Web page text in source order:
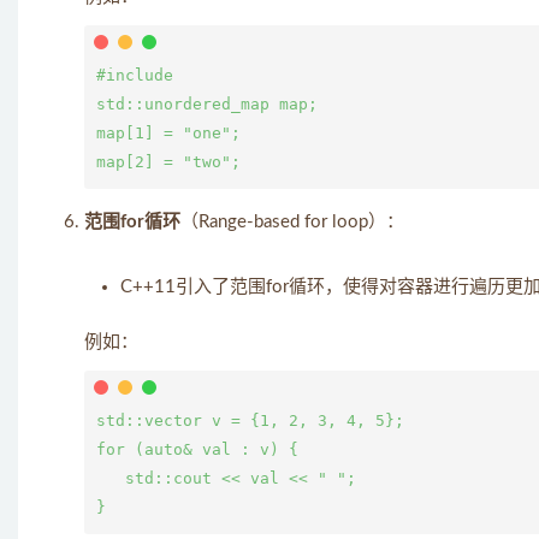
#include
std::unordered_map map;
map[1] = "one";
范围for循环 （Range-based for loop）：
C++11引入了范围for循环，使得对容器进行遍历更
例如：
std::vector v = {1, 2, 3, 4, 5};
for (auto& val : v) {
   std::cout << val << " ";